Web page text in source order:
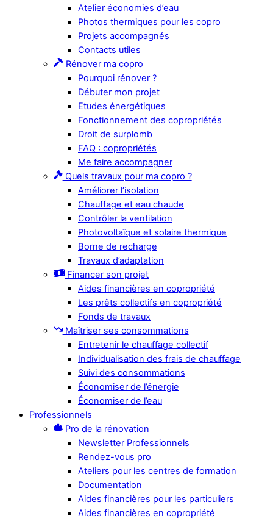
Atelier économies d’eau
Photos thermiques pour les copro
Projets accompagnés
Contacts utiles
Rénover ma copro
Pourquoi rénover ?
Débuter mon projet
Etudes énergétiques
Fonctionnement des copropriétés
Droit de surplomb
FAQ : copropriétés
Me faire accompagner
Quels travaux pour ma copro ?
Améliorer l’isolation
Chauffage et eau chaude
Contrôler la ventilation
Photovoltaïque et solaire thermique
Borne de recharge
Travaux d’adaptation
Financer son projet
Aides financières en copropriété
Les prêts collectifs en copropriété
Fonds de travaux
Maîtriser ses consommations
Entretenir le chauffage collectif
Individualisation des frais de chauffage
Suivi des consommations
Économiser de l’énergie
Économiser de l’eau
Professionnels
Pro de la rénovation
Newsletter Professionnels
Rendez-vous pro
Ateliers pour les centres de formation
Documentation
Aides financières pour les particuliers
Aides financières en copropriété